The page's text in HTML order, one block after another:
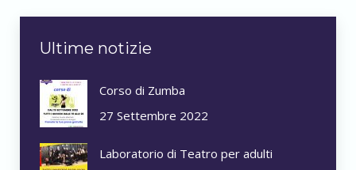
Ultime notizie
Corso di Zumba
27 Settembre 2022
Laboratorio di Teatro per adulti